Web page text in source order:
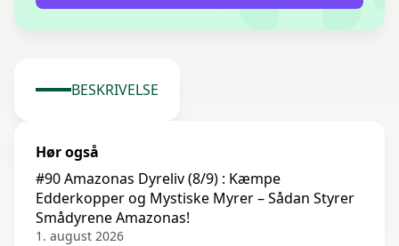
BESKRIVELSE
Hør også
#90 Amazonas Dyreliv (8/9) : Kæmpe
Edderkopper og Mystiske Myrer – Sådan Styrer
Smådyrene Amazonas!
1. august 2026